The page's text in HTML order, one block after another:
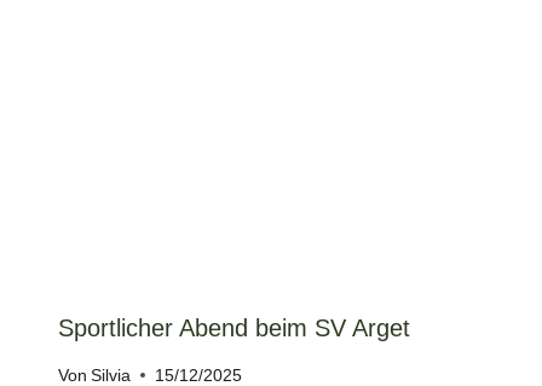
Sportlicher Abend beim SV Arget
Von Silvia 15/12/2025